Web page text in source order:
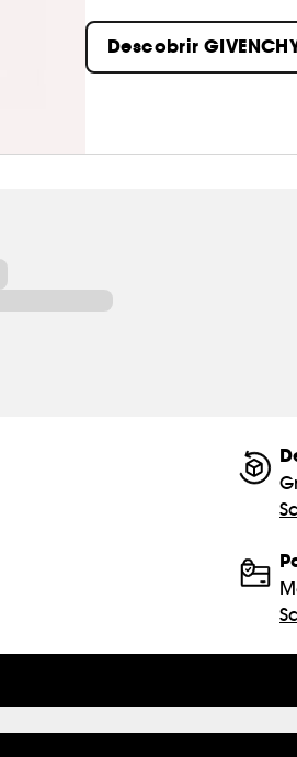
Givenchy convidam a
icónicas que revelam
cuidado de rosto Le Soin
Descobrir